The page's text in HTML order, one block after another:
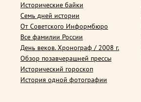
Исторические байки
Семь дней истории
От Советского Информбюро
Все фамилии России
День веков. Хронограф / 2008 г.
Обзор позавчерашней прессы
Исторический гороскоп
История одной фотографии